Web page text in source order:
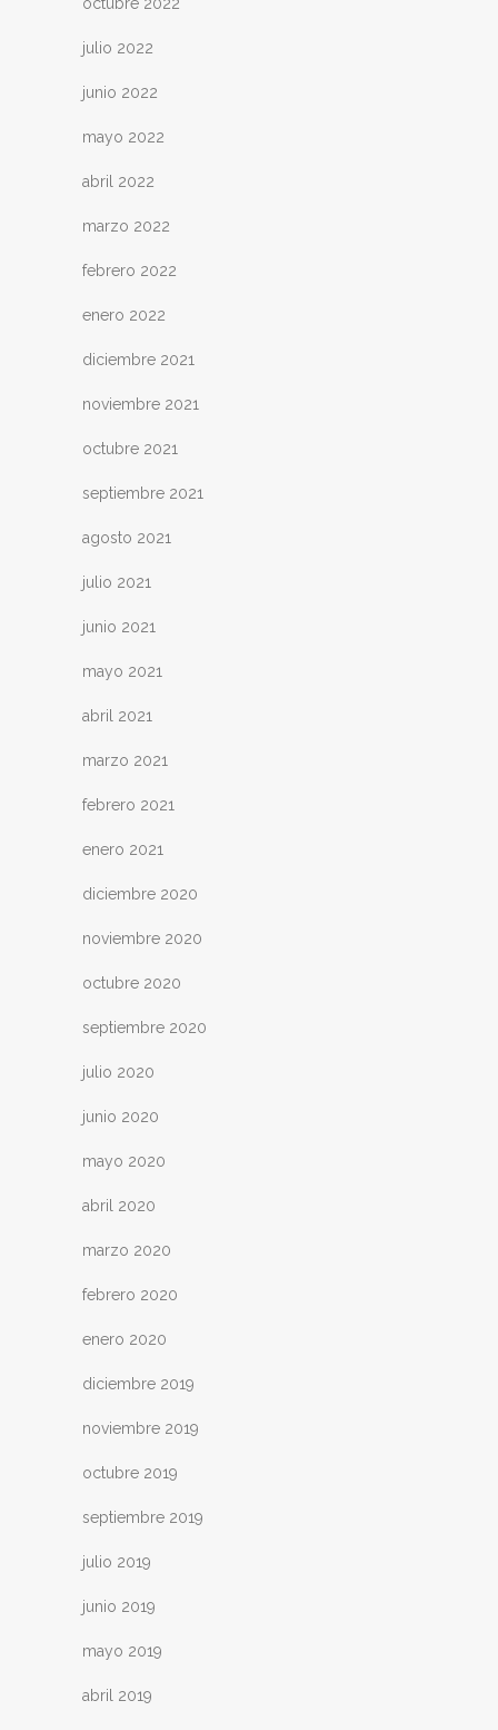
julio 2022
junio 2022
mayo 2022
abril 2022
marzo 2022
febrero 2022
enero 2022
diciembre 2021
noviembre 2021
octubre 2021
septiembre 2021
agosto 2021
julio 2021
junio 2021
mayo 2021
abril 2021
marzo 2021
febrero 2021
enero 2021
diciembre 2020
noviembre 2020
octubre 2020
septiembre 2020
julio 2020
junio 2020
mayo 2020
abril 2020
marzo 2020
febrero 2020
enero 2020
diciembre 2019
noviembre 2019
octubre 2019
septiembre 2019
julio 2019
junio 2019
mayo 2019
abril 2019